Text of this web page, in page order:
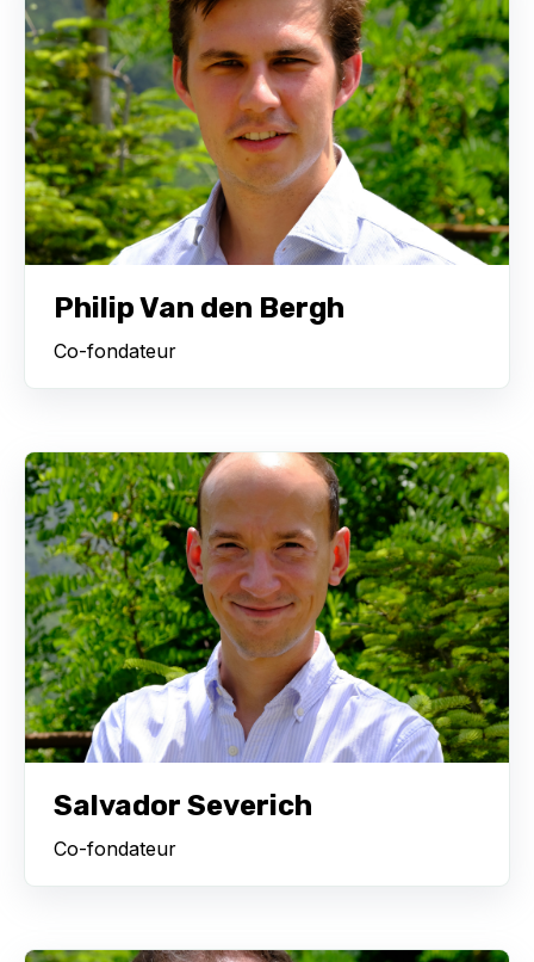
Philip Van den Bergh
Co-fondateur
Salvador Severich
Co-fondateur